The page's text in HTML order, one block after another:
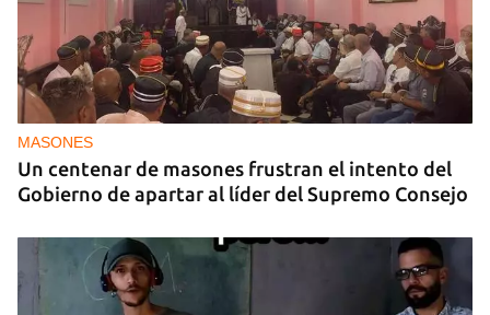
MASONES
Un centenar de masones frustran el intento del
Gobierno de apartar al líder del Supremo Consejo